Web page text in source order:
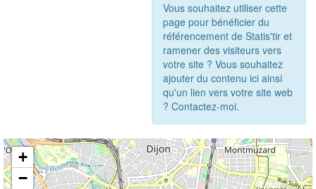
Vous souhaitez utiliser cette
page pour bénéficier du
référencement de Statis'tir et
ramener des visiteurs vers
votre site ? Vous souhaitez
ajouter du contenu ici ainsi
qu'un lien vers votre site web
? Contactez-moi.
+
−